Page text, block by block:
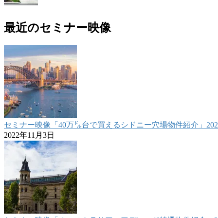
最近のセミナー映像
セミナー映像「40万㌦台で買えるシドニー穴場物件紹介」
2022年11月3日